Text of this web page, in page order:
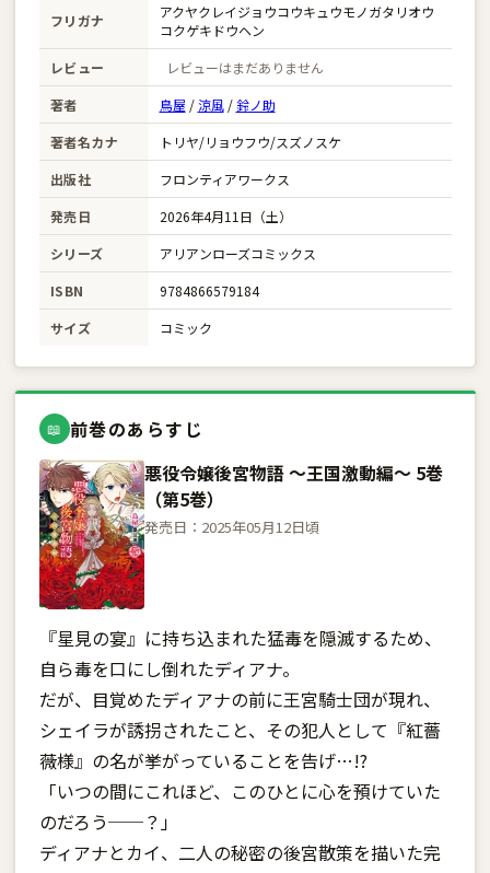
フリガナ
アクヤクレイジョウコウキュウモノガタリオウ
コクゲキドウヘン
レビュー
レビューはまだありません
著者
鳥屋 /涼風/鈴ノ助
著者名カナ
トリヤ/リョウフウ/スズノスケ
出版社
フロンティアワークス
発売日
2026年4月11日（土）
シリーズ
アリアンローズコミックス
ISBN
9784866579184
サイズ
コミック
📖 前巻のあらすじ
悪役令嬢後宮物語 〜王国激動編〜 5巻
（第5巻）
発売日：2025年05月12日頃
『星見の宴』に持ち込まれた猛毒を隠滅するため、
自ら毒を口にし倒れたディアナ。
だが、目覚めたディアナの前に王宮騎士団が現れ、
シェイラが誘拐されたこと、その犯人として『紅薔
薇様』の名が挙がっていることを告げ…!?
「いつの間にこれほど、このひとに心を預けていた
のだろう──？」
ディアナとカイ、二人の秘密の後宮散策を描いた完